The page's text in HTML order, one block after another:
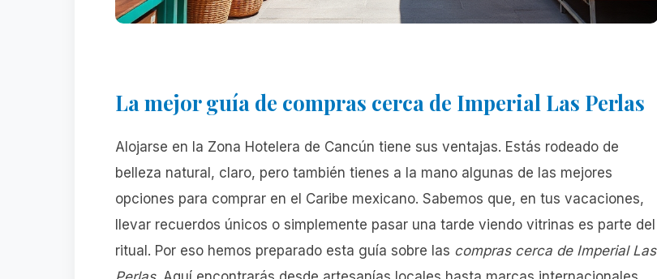
La mejor guía de compras cerca de Imperial Las Perlas
Alojarse en la Zona Hotelera de Cancún tiene sus ventajas. Estás rodeado de
belleza natural, claro, pero también tienes a la mano algunas de las mejores
opciones para comprar en el Caribe mexicano. Sabemos que, en tus vacaciones,
llevar recuerdos únicos o simplemente pasar una tarde viendo vitrinas es parte del
ritual. Por eso hemos preparado esta guía sobre las compras cerca de Imperial Las